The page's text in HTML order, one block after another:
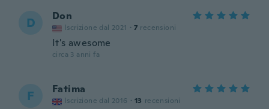
D Don
Iscrizione dal 2021 · 7 recensioni
It's awesome
circa 3 anni fa
F Fatima
Iscrizione dal 2016 · 13 recensioni